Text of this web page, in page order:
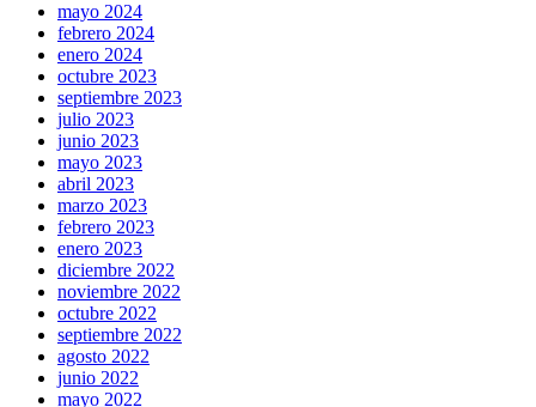
mayo 2024
febrero 2024
enero 2024
octubre 2023
septiembre 2023
julio 2023
junio 2023
mayo 2023
abril 2023
marzo 2023
febrero 2023
enero 2023
diciembre 2022
noviembre 2022
octubre 2022
septiembre 2022
agosto 2022
junio 2022
mayo 2022